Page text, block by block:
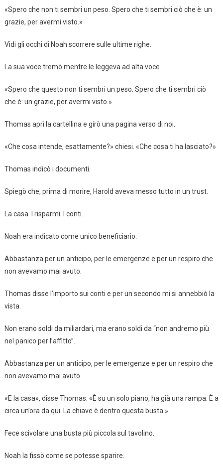
«Spero che non ti sembri un peso. Spero che ti sembri ciò che è: un
grazie, per avermi visto.»
Vidi gli occhi di Noah scorrere sulle ultime righe.
La sua voce tremò mentre le leggeva ad alta voce.
«Spero che questo non ti sembri un peso. Spero che ti sembri ciò
che è: un grazie, per avermi visto.»
Thomas aprì la cartellina e girò una pagina verso di noi.
«Che cosa intende, esattamente?» chiesi. «Che cosa ti ha lasciato?»
Thomas indicò i documenti.
Spiegò che, prima di morire, Harold aveva messo tutto in un trust.
La casa. I risparmi. I conti.
Noah era indicato come unico beneficiario.
Abbastanza per un anticipo, per le emergenze e per un respiro che
non avevamo mai avuto.
Thomas disse l’importo sui conti e per un secondo mi si annebbiò la
vista.
Non erano soldi da miliardari, ma erano soldi da “non andremo più
nel panico per l’affitto”.
Abbastanza per un anticipo, per le emergenze e per un respiro che
non avevamo mai avuto.
«E la casa», disse Thomas. «È su un solo piano, ha già una rampa. È a
circa un’ora da qui. La chiave è dentro questa busta.»
Fece scivolare una busta più piccola sul tavolino.
Noah la fissò come se potesse sparire.